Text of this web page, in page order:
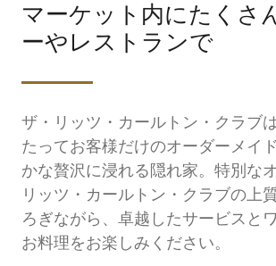
マーケット内にたくさ
ーやレストランで
ザ・リッツ・カールトン・クラブ
たってお客様だけのオーダーメイ
かな贅沢に浸れる隠れ家。特別な
リッツ・カールトン・クラブの上
ろぎながら、卓越したサービスと
お料理をお楽しみください。